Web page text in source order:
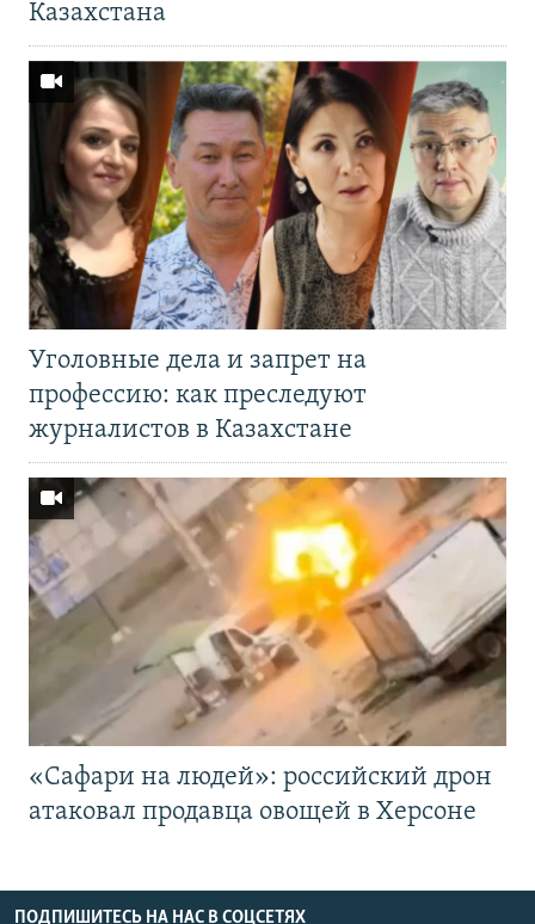
Казахстана
Уголовные дела и запрет на
профессию: как преследуют
журналистов в Казахстане
«Cафари на людей»: российский дрон
атаковал продавца овощей в Херсоне
ПОДПИШИТЕСЬ НА НАС В СОЦСЕТЯХ